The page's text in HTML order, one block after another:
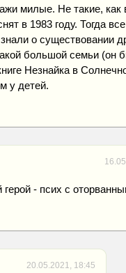
милые. Не такие, как
в 1983 году. Тогда
о существовании
большой семьи (он
Незнайка в
у детей.
- псих с
20.05.2021, 18:45